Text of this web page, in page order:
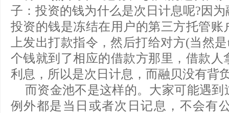
子：投资的钱为什么是次日计息呢?因
投资的钱是冻结在用户的第三方托管账
上发出打款指令，然后打给对方(当然
个钱就到了相应的借款方那里，借款人
利息，所以是次日计息，而融贝没有背
而资金池不是这样的。大家可能遇
例外都是当日或者次日记息，不会有